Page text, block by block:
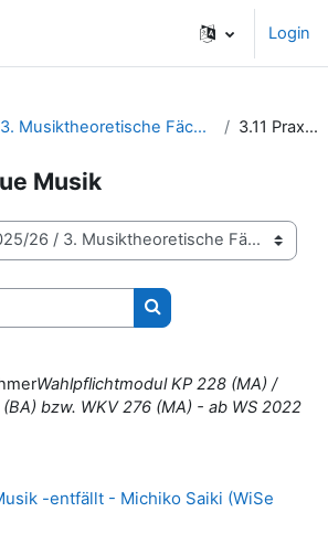
Login
3. Musiktheoretische Fächer / Komposition / Improvisation 3.11 Praxis Neue Musik
Musik
Kurse suchen
Wahlpflichtmodul KP 228 (MA) /
bzw. WKV 276 (MA) - ab WS 2022
-entfällt - Michiko Saiki (WiSe